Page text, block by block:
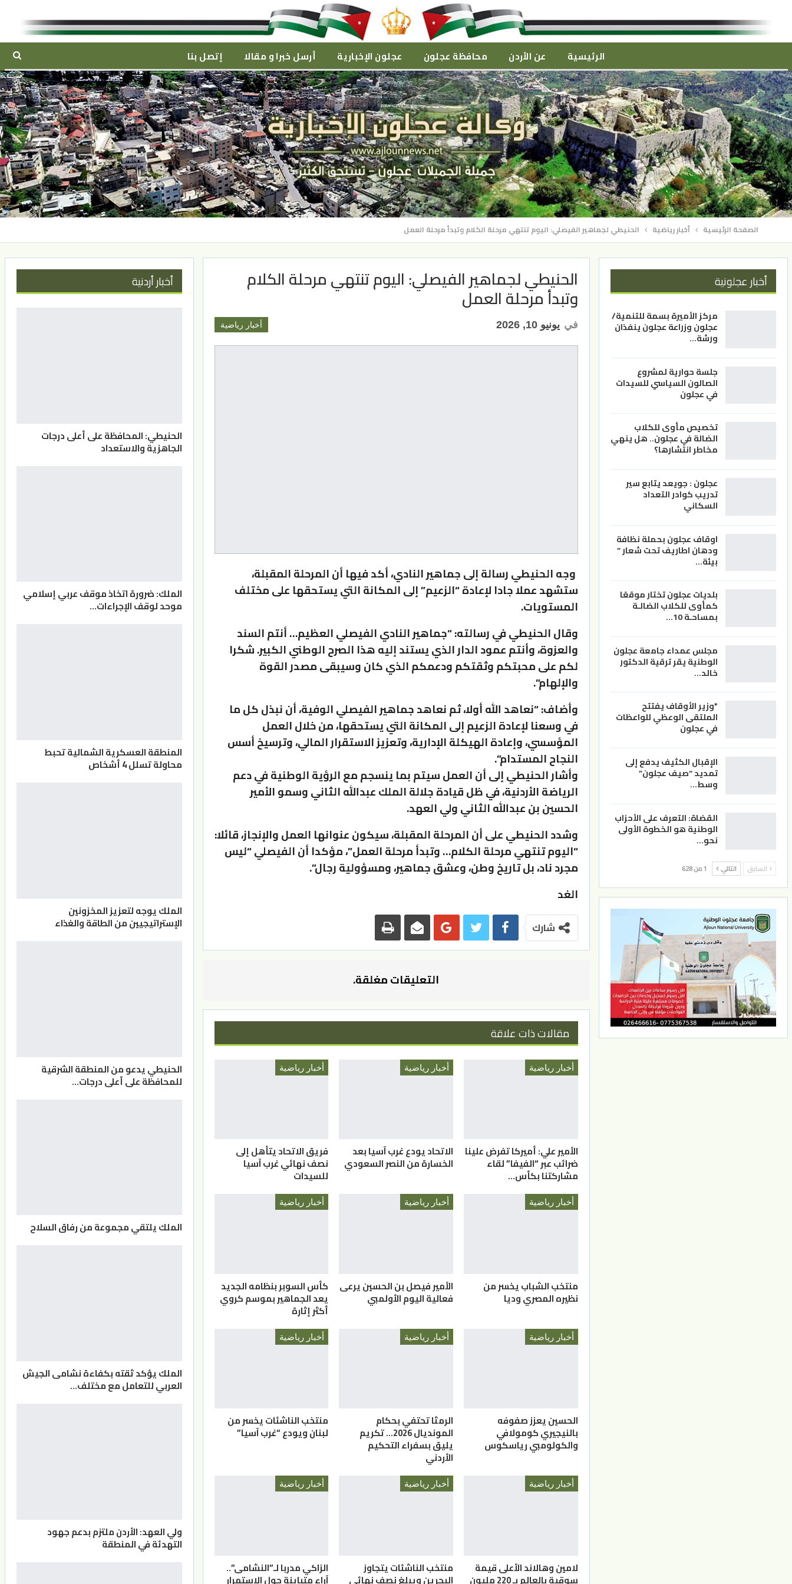
الرئيسية عن الأردن محافظة عجلون عجلون الإخبارية أرسل خبرا و مقالا إتصل بنا
الصفحة الرئيسية أخبار رياضية الحنيطي لجماهير الفيصلي: اليوم تنتهي مرحلة الكلام وتبدأ مرحلة العمل
الحنيطي لجماهير الفيصلي: اليوم تنتهي مرحلة الكلام
وتبدأ مرحلة العمل
أخبار رياضية في يونيو 10, 2026
وجه الحنيطي رسالة إلى جماهير النادي، أكد فيها أن المرحلة المقبلة،
ستشهد عملا جادا لإعادة “الزعيم” إلى المكانة التي يستحقها على مختلف
المستويات.
وقال الحنيطي في رسالته: “جماهير النادي الفيصلي العظيم… أنتم السند
والعزوة، وأنتم عمود الدار الذي يستند إليه هذا الصرح الوطني الكبير. شكرا
لكم على محبتكم وثقتكم ودعمكم الذي كان وسيبقى مصدر القوة
والإلهام”.
وأضاف: “نعاهد الله أولا، ثم نعاهد جماهير الفيصلي الوفية، أن نبذل كل ما
في وسعنا لإعادة الزعيم إلى المكانة التي يستحقها، من خلال العمل
المؤسسي، وإعادة الهيكلة الإدارية، وتعزيز الاستقرار المالي، وترسيخ أسس
النجاح المستدام”.
وأشار الحنيطي إلى أن العمل سيتم بما ينسجم مع الرؤية الوطنية في دعم
الرياضة الأردنية، في ظل قيادة جلالة الملك عبدالله الثاني وسمو الأمير
الحسين بن عبدالله الثاني ولي العهد.
وشدد الحنيطي على أن المرحلة المقبلة، سيكون عنوانها العمل والإنجاز، قائلا:
“اليوم تنتهي مرحلة الكلام… وتبدأ مرحلة العمل”، مؤكدا أن الفيصلي “ليس
مجرد ناد، بل تاريخ وطن، وعشق جماهير، ومسؤولية رجال”.
الغد
شارك
التعليقات مغلقة.
مقالات ذات علاقة
أخبار رياضية
الأمير علي: أميركا تفرض علينا
ضرائب عبر “الفيفا” لقاء
مشاركتنا بكأس…
أخبار رياضية
الاتحاد يودع غرب آسيا بعد
الخسارة من النصر السعودي
أخبار رياضية
فريق الاتحاد يتأهل إلى
نصف نهائي غرب آسيا
للسيدات
أخبار رياضية
منتخب الشباب يخسر من
نظيره المصري وديا
أخبار رياضية
الأمير فيصل بن الحسين يرعى
فعالية اليوم الأولمبي
أخبار رياضية
كأس السوبر بنظامه الجديد
يعد الجماهير بموسم كروي
أكثر إثارة
أخبار رياضية
الحسين يعزز صفوفه
بالنيجيري كومولافي
والكولومبي رياسكوس
أخبار رياضية
الرمثا تحتفي بحكام
المونديال 2026… تكريم
يليق بسفراء التحكيم
الأردني
أخبار رياضية
منتخب الناشئات يخسر من
لبنان ويودع “غرب آسيا”
أخبار رياضية
لامين وهالاند الأعلى قيمة
سوقية بالعالم بـ 220 مليون
أخبار رياضية
منتخب الناشئات يتجاوز
البحرين ويبلغ نصف نهائي
أخبار رياضية
الزاكي مدربا لـ”النشامى”..
آراء متباينة حول الاستمرار
أخبار عجلونية
مركز الأميرة بسمة للتنمية/
عجلون وزراعة عجلون ينفذان
ورشة…
جلسة حوارية لمشروع
الصالون السياسي للسيدات
في عجلون
تخصيص مأوى للكلاب
الضالة في عجلون.. هل ينهي
مخاطر انتشارها؟
عجلون : جويعد يتابع سير
تدريب كوادر التعداد
السكاني
اوقاف عجلون بحملة نظافة
ودهان اطاريف تحت شعار ”
بيئة…
بلديات عجلون تختار موقعًا
كمأوى للكلاب الضالـة
بمساحـة 10…
مجلس عمداء جامعة عجلون
الوطنية يقر ترقية الدكتور
خالد…
*وزير الأوقاف يفتتح
الملتقى الوعظي للواعظات
في عجلون
الإقبال الكثيف يدفع إلى
تمديد “صيف عجلون”
وسط…
القضاة: التعرف على الأحزاب
الوطنية هو الخطوة الأولى
نحو…
السابق التالي 1 من 628
أخبار أردنية
الحنيطي: المحافظة على أعلى درجات
الجاهزية والاستعداد
الملك: ضرورة اتخاذ موقف عربي إسلامي
موحد لوقف الإجراءات…
المنطقة العسكرية الشمالية تحبط
محاولة تسلل 4 أشخاص
الملك يوجه لتعزيز المخزونين
الإستراتيجيين من الطاقة والغذاء
الحنيطي يدعو من المنطقة الشرقية
للمحافظة على أعلى درجات…
الملك يلتقي مجموعة من رفاق السلاح
الملك يؤكد ثقته بكفاءة نشامى الجيش
العربي للتعامل مع مختلف…
ولي العهد: الأردن ملتزم بدعم جهود
التهدئة في المنطقة